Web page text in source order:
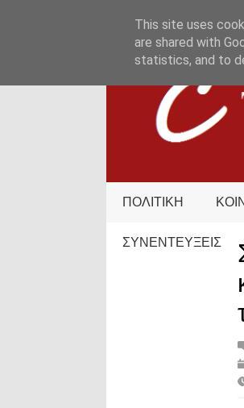
ΠΟΛΙΤΙΚΗ
ΣΥΝΕΝΤΕΥΞΕΙΣ
This site uses
are shared with
statistics, and to